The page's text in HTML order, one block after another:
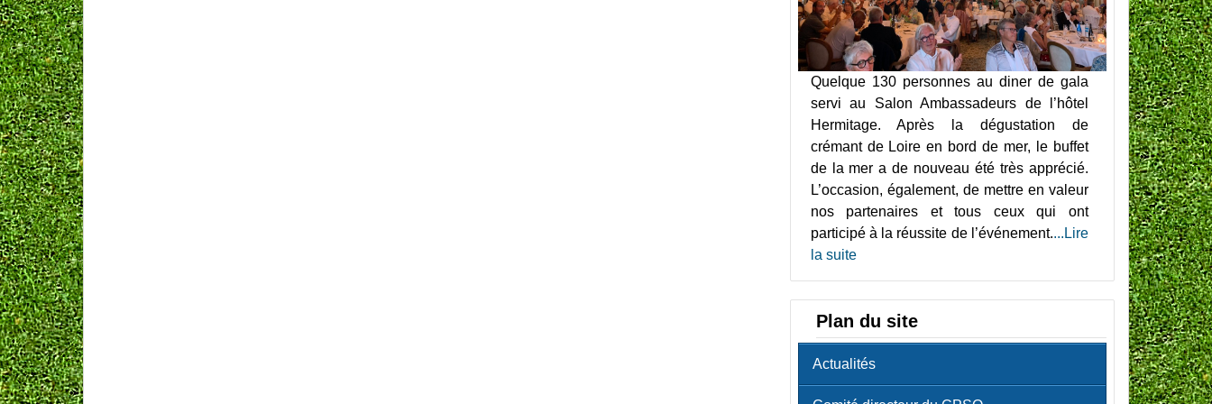
Quelque 130 personnes au diner de gala
servi au Salon Ambassadeurs de l’hôtel
Hermitage. Après la dégustation de
crémant de Loire en bord de mer, le buffet
de la mer a de nouveau été très apprécié.
L’occasion, également, de mettre en valeur
nos partenaires et tous ceux qui ont
participé à la réussite de l’événement....Lire
la suite
Plan du site
Actualités